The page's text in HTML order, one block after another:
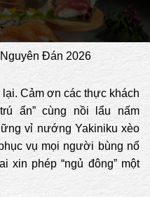
Đán 2026
Cảm ơn các thực khách
ẩn” cùng nồi lẩu nấm
vỉ nướng Yakiniku xèo
vụ mọi người bùng nổ
xin phép “ngủ đông” một